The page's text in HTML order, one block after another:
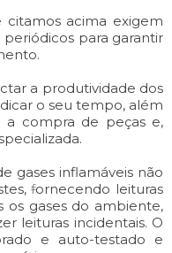
citamos acima exigem
para garantir
a produtividade dos
o seu tempo, além
compra de peças e,
gases inflamáveis não
fornecendo leituras
os gases do ambiente,
leituras incidentais. O
e auto-testado e